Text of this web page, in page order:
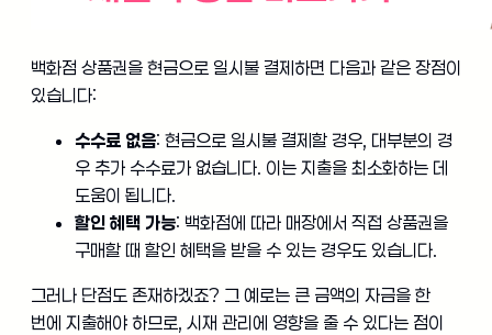
백화점 상품권을 현금으로 일시불 결제하면 다음과 같은 장점이
있습니다:
수수료 없음: 현금으로 일시불 결제할 경우, 대부분의 경
우 추가 수수료가 없습니다. 이는 지출을 최소화하는 데
도움이 됩니다.
할인 혜택 가능: 백화점에 따라 매장에서 직접 상품권을
구매할 때 할인 혜택을 받을 수 있는 경우도 있습니다.
그러나 단점도 존재하겠죠? 그 예로는 큰 금액의 자금을 한
번에 지출해야 하므로, 시재 관리에 영향을 줄 수 있다는 점이